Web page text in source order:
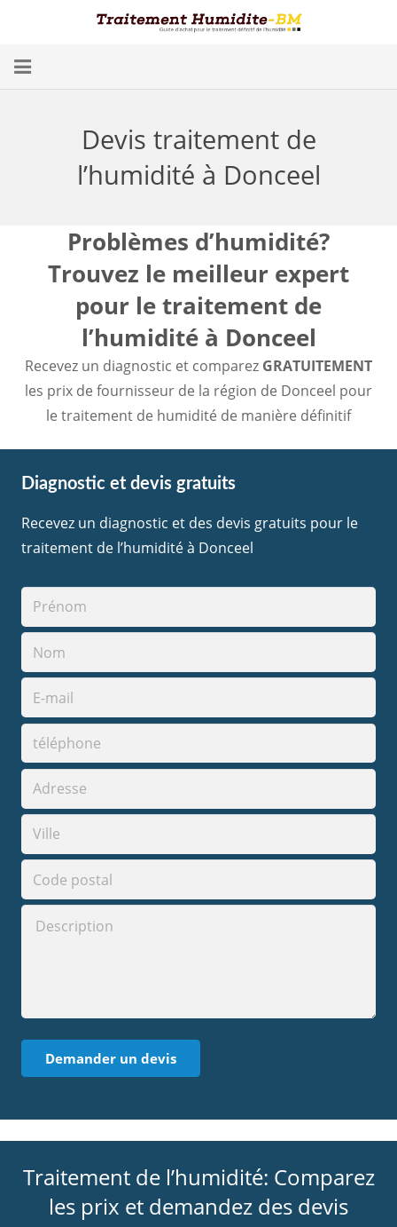
Conséquences
Humidité dans les Caves
Trouver un spécialiste
Diagnostic gratuit
Devis traitement de
l’humidité à Donceel
Problèmes d’humidité?
Trouvez le meilleur expert
pour le traitement de
l’humidité à Donceel
Recevez un diagnostic et comparez GRATUITEMENT
les prix de fournisseur de la région de Donceel pour
le traitement de humidité de manière définitif
Diagnostic et devis gratuits
Recevez un diagnostic et des devis gratuits pour le
traitement de l’humidité à Donceel
Traitement de l’humidité: Comparez
les prix et demandez des devis